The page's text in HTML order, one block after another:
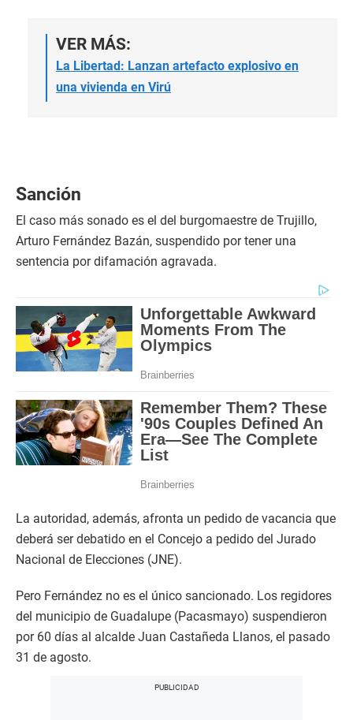
VER MÁS:
La Libertad: Lanzan artefacto explosivo en
una vivienda en Virú
Sanción
El caso más sonado es el del burgomaestre de Trujillo,
Arturo Fernández Bazán, suspendido por tener una
sentencia por difamación agravada.
La autoridad, además, afronta un pedido de vacancia que
deberá ser debatido en el Concejo a pedido del Jurado
Nacional de Elecciones (JNE).
Pero Fernández no es el único sancionado. Los regidores
del municipio de Guadalupe (Pacasmayo) suspendieron
por 60 días al alcalde Juan Castañeda Llanos, el pasado
31 de agosto.